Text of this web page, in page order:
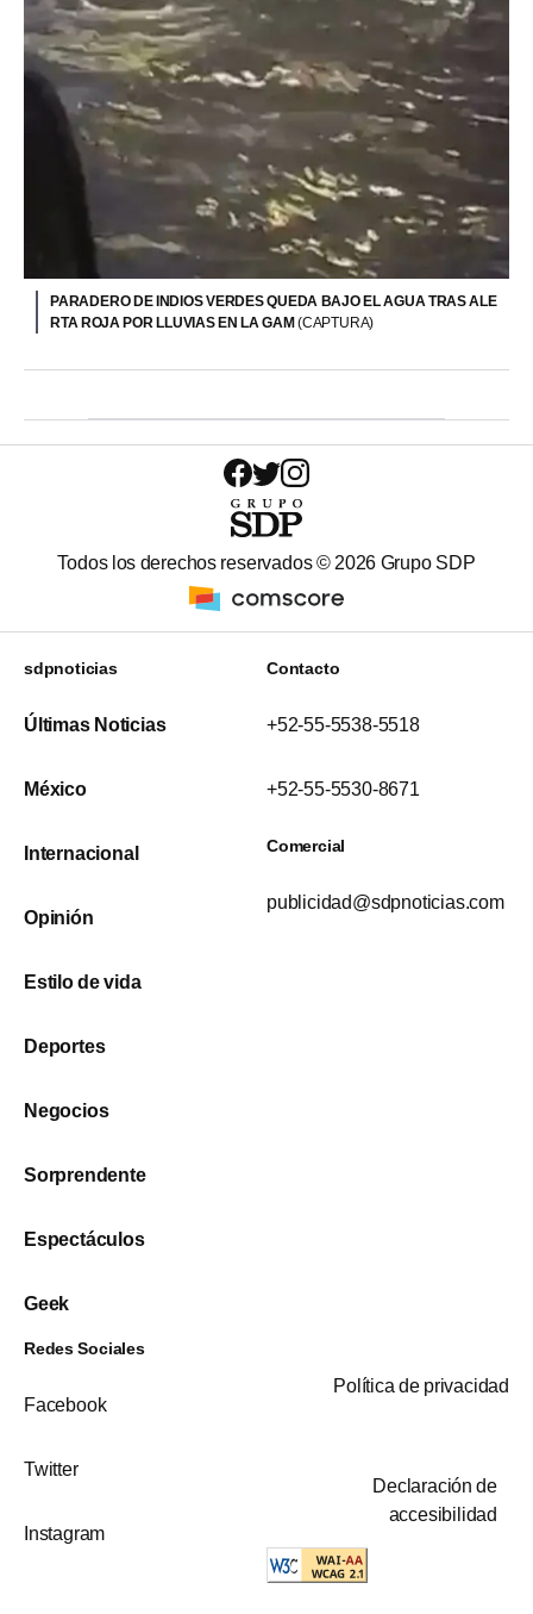
PARADERO DE INDIOS VERDES QUEDA BAJO EL AGUA TRAS ALE
RTA ROJA POR LLUVIAS EN LA GAM(CAPTURA)
Todos los derechos reservados © 2026 Grupo SDP
sdpnoticias
Últimas Noticias
México
Internacional
Opinión
Estilo de vida
Deportes
Negocios
Sorprendente
Espectáculos
Geek
Contacto
+52-55-5538-5518
+52-55-5530-8671
Comercial
publicidad@sdpnoticias.com
Redes Sociales
Facebook
Twitter
Instagram
Política de privacidad
Declaración de
accesibilidad